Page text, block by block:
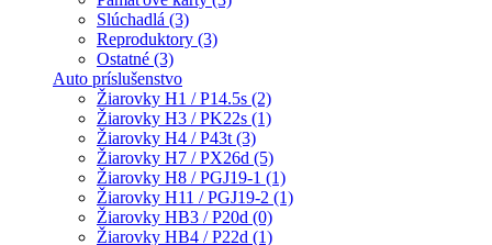
Slúchadlá (3)
Reproduktory (3)
Ostatné (3)
Auto príslušenstvo
Žiarovky H1 / P14.5s (2)
Žiarovky H3 / PK22s (1)
Žiarovky H4 / P43t (3)
Žiarovky H7 / PX26d (5)
Žiarovky H8 / PGJ19-1 (1)
Žiarovky H11 / PGJ19-2 (1)
Žiarovky HB3 / P20d (0)
Žiarovky HB4 / P22d (1)